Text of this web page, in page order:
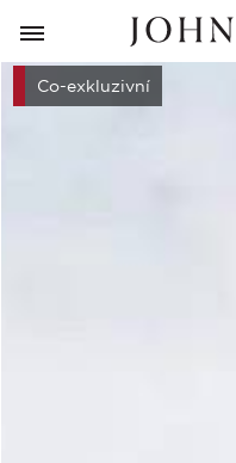
ZPĚT
Co-exkluzivní